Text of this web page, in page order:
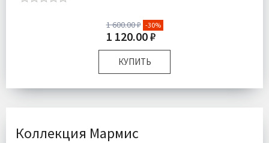
1 600.00 ₽ -30%
1 120.00 ₽
КУПИТЬ
Размер:
70х70 см
Доставка:
Коллекция Мармис